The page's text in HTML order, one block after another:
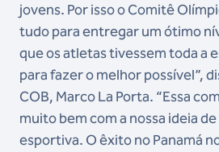
jovens. Por isso o Comitê
tudo para entregar um ótimo
que os atletas tivessem toda a
para fazer o melhor possível”,
COB, Marco La Porta. “Essa
muito bem com a nossa ideia
esportiva. O êxito no Panamá